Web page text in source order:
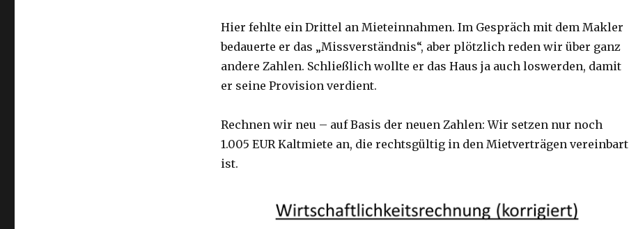
Hier fehlte ein Drittel an Mieteinnahmen. Im Gespräch mit dem Makler
bedauerte er das „Missverständnis“, aber plötzlich reden wir über ganz
andere Zahlen. Schließlich wollte er das Haus ja auch loswerden, damit
er seine Provision verdient.
Rechnen wir neu – auf Basis der neuen Zahlen: Wir setzen nur noch
1.005 EUR Kaltmiete an, die rechtsgültig in den Mietverträgen vereinbart
ist.